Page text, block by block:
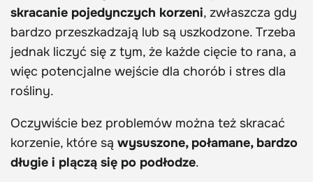
skracanie pojedynczych korzeni, zwłaszcza gdy
bardzo przeszkadzają lub są uszkodzone. Trzeba
jednak liczyć się z tym, że każde cięcie to rana, a
więc potencjalne wejście dla chorób i stres dla
rośliny.
Oczywiście bez problemów można też skracać
korzenie, które są wysuszone, połamane, bardzo
długie i plączą się po podłodze.